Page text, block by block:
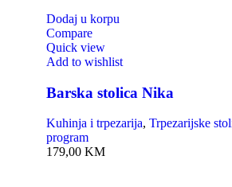
Dodaj u korpu
Compare
Quick view
Add to wishlist
Barska stolica Nika
Kuhinja i trpezarija, Trpezarijske
program
179,00 KM